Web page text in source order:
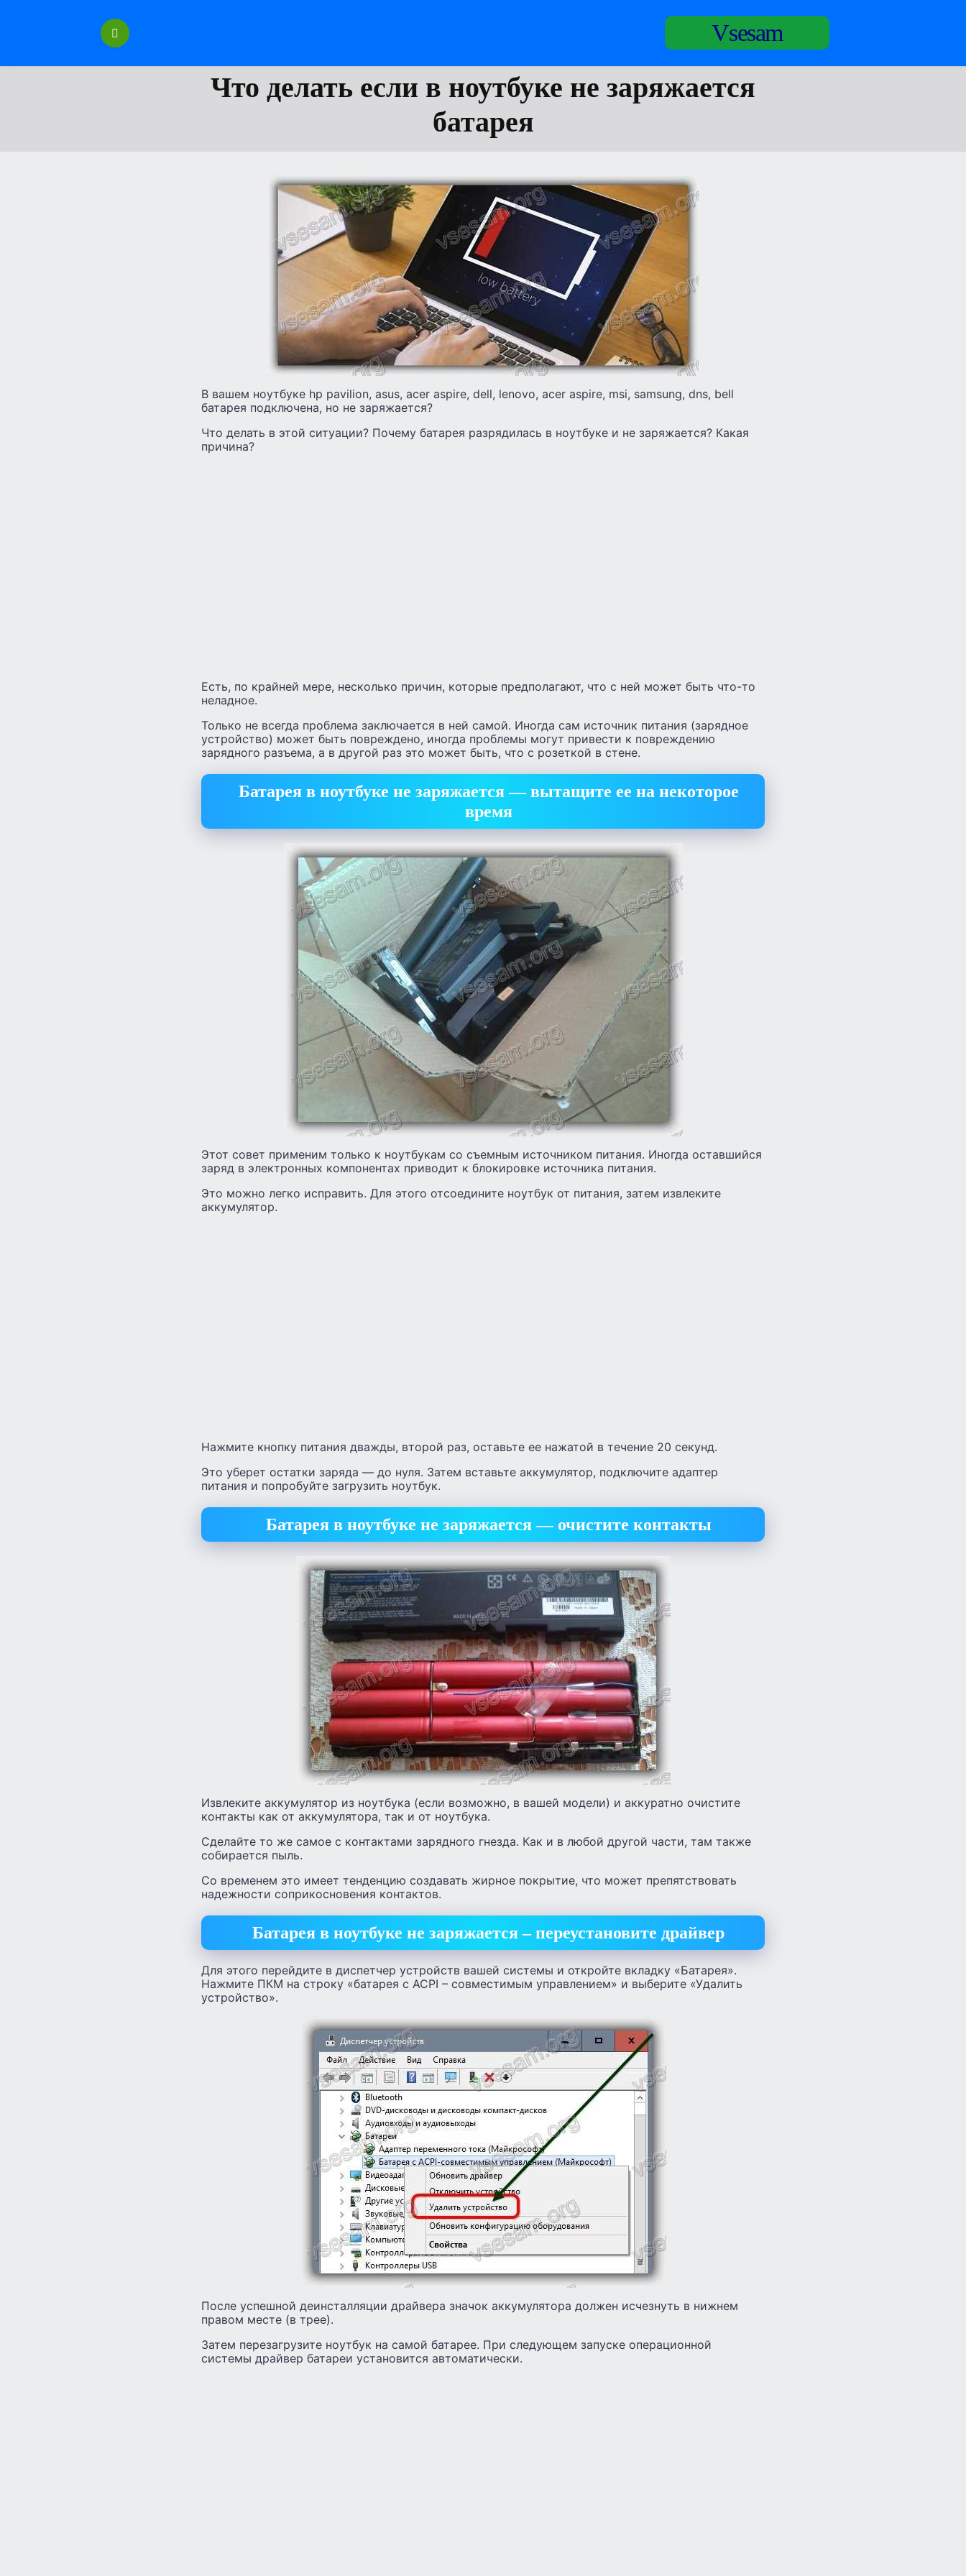
Vsesam
Что делать если в ноутбуке не заряжается
батарея
В вашем ноутбуке hp pavilion, asus, acer aspire, dell, lenovo, acer aspire, msi, samsung, dns, bell
батарея подключена, но не заряжается?
Что делать в этой ситуации? Почему батарея разрядилась в ноутбуке и не заряжается? Какая
причина?
Есть, по крайней мере, несколько причин, которые предполагают, что с ней может быть что-то
неладное.
Только не всегда проблема заключается в ней самой. Иногда сам источник питания (зарядное
устройство) может быть повреждено, иногда проблемы могут привести к повреждению
зарядного разъема, а в другой раз это может быть, что с розеткой в стене.
Батарея в ноутбуке не заряжается — вытащите ее на некоторое
время
Этот совет применим только к ноутбукам со съемным источником питания. Иногда оставшийся
заряд в электронных компонентах приводит к блокировке источника питания.
Это можно легко исправить. Для этого отсоедините ноутбук от питания, затем извлеките
аккумулятор.
Нажмите кнопку питания дважды, второй раз, оставьте ее нажатой в течение 20 секунд.
Это уберет остатки заряда — до нуля. Затем вставьте аккумулятор, подключите адаптер
питания и попробуйте загрузить ноутбук.
Батарея в ноутбуке не заряжается — очистите контакты
Извлеките аккумулятор из ноутбука (если возможно, в вашей модели) и аккуратно очистите
контакты как от аккумулятора, так и от ноутбука.
Сделайте то же самое с контактами зарядного гнезда. Как и в любой другой части, там также
собирается пыль.
Со временем это имеет тенденцию создавать жирное покрытие, что может препятствовать
надежности соприкосновения контактов.
Батарея в ноутбуке не заряжается – переустановите драйвер
Для этого перейдите в диспетчер устройств вашей системы и откройте вкладку «Батарея».
Нажмите ПКМ на строку «батарея с ACPI – совместимым управлением» и выберите «Удалить
устройство».
После успешной деинсталляции драйвера значок аккумулятора должен исчезнуть в нижнем
правом месте (в трее).
Затем перезагрузите ноутбук на самой батарее. При следующем запуске операционной
системы драйвер батареи установится автоматически.